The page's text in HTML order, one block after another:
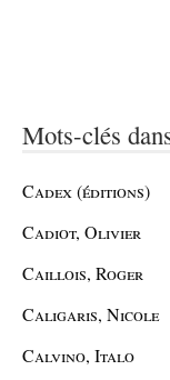
Mots-clés
Cadex (éditions)
Cadiot, Olivier
Caillois, Roger
Caligaris, Nicole
Calvino, Italo